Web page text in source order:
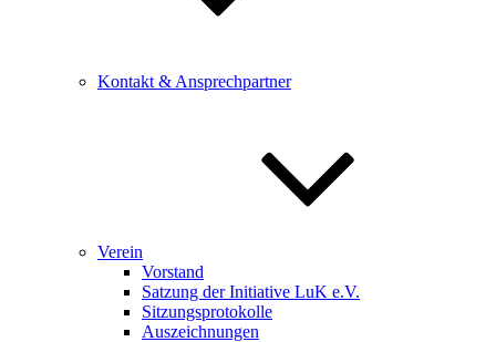
Kontakt & Ansprechpartner
Verein
Vorstand
Satzung der Initiative LuK e.V.
Sitzungsprotokolle
Auszeichnungen